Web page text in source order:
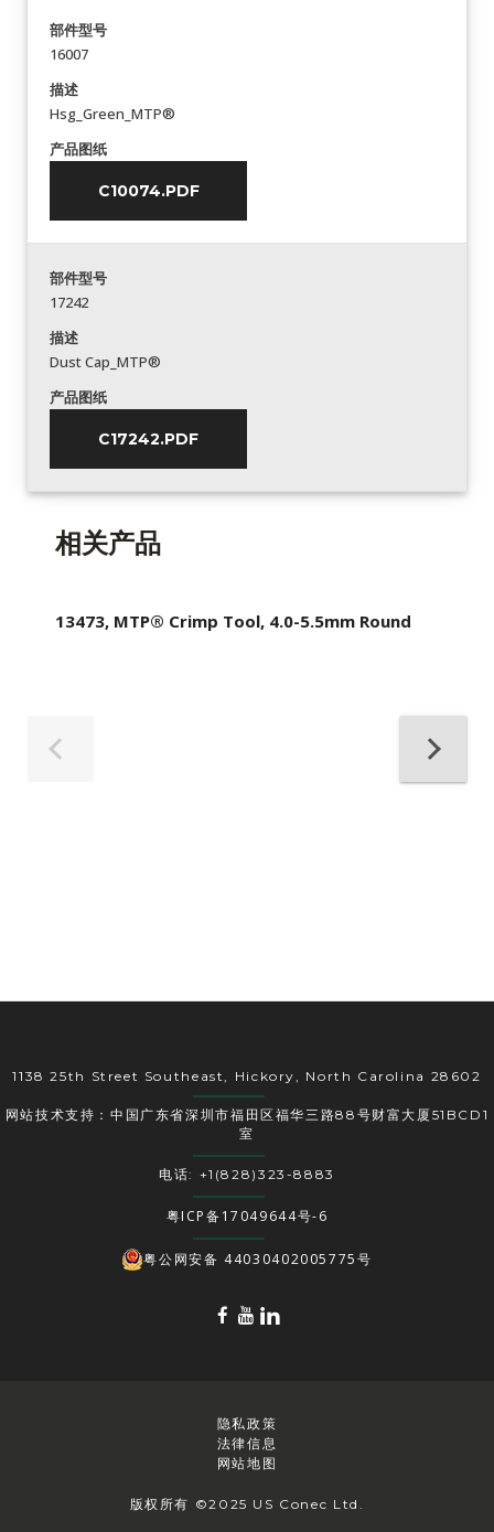
部件型号
16007
描述
Hsg_Green_MTP®
产品图纸
C10074.PDF
部件型号
17242
描述
Dust Cap_MTP®
产品图纸
C17242.PDF
相关产品
13473, MTP® Crimp Tool, 4.0-5.5mm Round
1138 25th Street Southeast, Hickory, North Carolina 28602
网站技术支持：中国广东省深圳市福田区福华三路88号财富大厦51BCD1
室
电话: +1(828)323-8883
粤ICP备17049644号-6
粤公网安备 44030402005775号
版权所有 ©2025 US Conec Ltd.
隐私政策
法律信息
网站地图